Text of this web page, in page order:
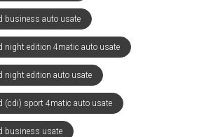
business auto usate
night edition 4matic auto usate
night edition auto usate
(cdi) sport 4matic auto usate
business usate